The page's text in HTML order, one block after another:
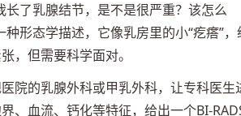
了乳腺结节，是不是很严重？该怎么
形态学描述，它像乳房里的小“疙瘩”，
，但需要科学面对。
院的乳腺外科或甲乳外科，让专科医生
、血流、钙化等特征，给出一个BI-